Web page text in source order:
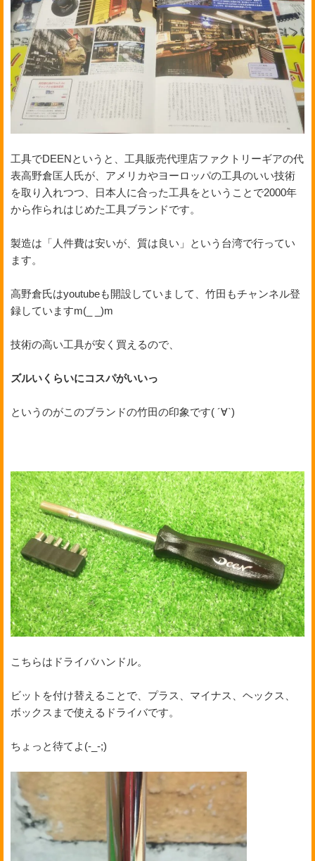
工具でDEENというと、工具販売代理店ファクトリーギアの代
表高野倉匡人氏が、アメリカやヨーロッパの工具のいい技術
を取り入れつつ、日本人に合った工具をということで2000年
から作られはじめた工具ブランドです。
製造は「人件費は安いが、質は良い」という台湾で行ってい
ます。
高野倉氏はyoutubeも開設していまして、竹田もチャンネル登
録していますm(_ _)m
技術の高い工具が安く買えるので、
ズルいくらいにコスパがいいっ
というのがこのブランドの竹田の印象です( ´∀`)
こちらはドライバハンドル。
ビットを付け替えることで、プラス、マイナス、ヘックス、
ボックスまで使えるドライバです。
ちょっと待てよ(-_-;)